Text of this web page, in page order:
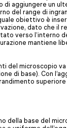
di aggiungere un
del range di
obiettivo è
dato che il
verso l’interno
mantiene
del microscopio
di base). Con
della base del